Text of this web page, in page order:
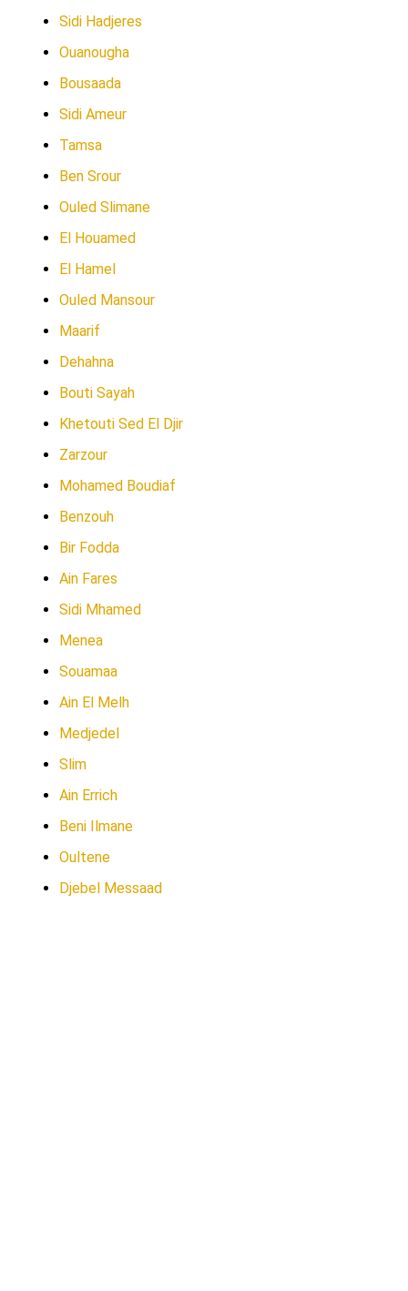
Sidi Hadjeres
Ouanougha
Bousaada
Sidi Ameur
Tamsa
Ben Srour
Ouled Slimane
El Houamed
El Hamel
Ouled Mansour
Maarif
Dehahna
Bouti Sayah
Khetouti Sed El Djir
Zarzour
Mohamed Boudiaf
Benzouh
Bir Fodda
Ain Fares
Sidi Mhamed
Menea
Souamaa
Ain El Melh
Medjedel
Slim
Ain Errich
Beni Ilmane
Oultene
Djebel Messaad